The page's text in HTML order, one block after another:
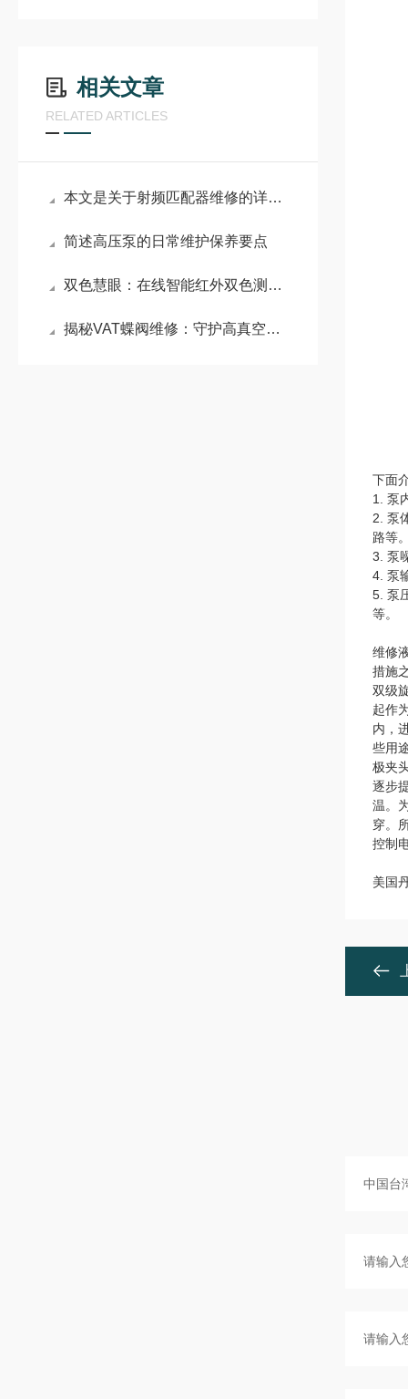
相关文章
RELATED ARTICLES
本文是关于射频匹配器维修的详细阐述
简述高压泵的日常维护保养要点
双色慧眼：在线智能红外双色测温仪的工业革新之路
揭秘VAT蝶阀维修：守护高真空工艺的节流枢纽
下面
1. 泵
2. 泵
路等
3. 泵
4. 泵
5. 泵
等。
维修
措施
双级
起作
内，
些用
极夹
逐步
温。
穿。
控制
美国